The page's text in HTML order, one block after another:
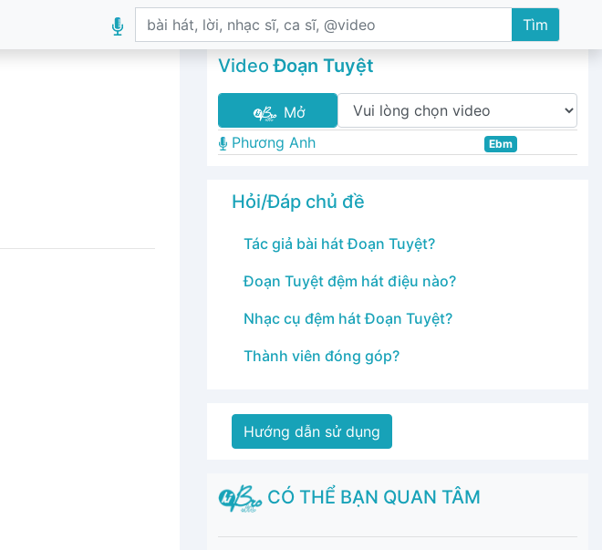
Tìm
VideoĐoạn Tuyệt
Mở
Phương Anh
Ebm
Hỏi/Đáp chủ đề
Tác giả bài hát Đoạn Tuyệt?
Đoạn Tuyệt đệm hát điệu nào?
Nhạc cụ đệm hát Đoạn Tuyệt?
Thành viên đóng góp?
Hướng dẫn sử dụng
CÓ THỂ BẠN QUAN TÂM